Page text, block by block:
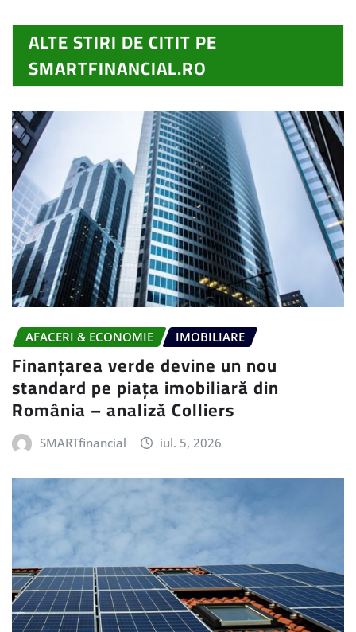
ALTE STIRI DE CITIT PE
SMARTFINANCIAL.RO
AFACERI & ECONOMIE IMOBILIARE
Finanțarea verde devine un nou
standard pe piața imobiliară din
România – analiză Colliers
SMARTfinancial iul. 5, 2026